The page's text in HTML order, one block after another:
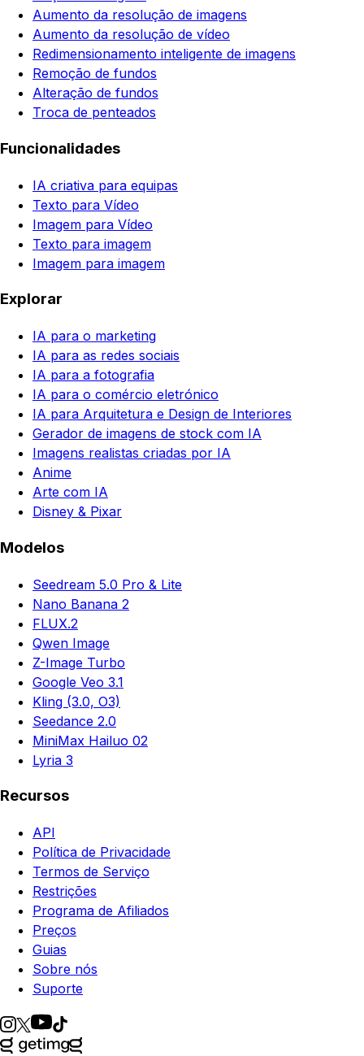
Aumento da resolução de imagens
Aumento da resolução de vídeo
Redimensionamento inteligente de imagens
Remoção de fundos
Alteração de fundos
Troca de penteados
Funcionalidades
IA criativa para equipas
Texto para Vídeo
Imagem para Vídeo
Texto para imagem
Imagem para imagem
Explorar
IA para o marketing
IA para as redes sociais
IA para a fotografia
IA para o comércio eletrónico
IA para Arquitetura e Design de Interiores
Gerador de imagens de stock com IA
Imagens realistas criadas por IA
Anime
Arte com IA
Disney & Pixar
Modelos
Seedream 5.0 Pro & Lite
Nano Banana 2
FLUX.2
Qwen Image
Z-Image Turbo
Google Veo 3.1
Kling (3.0, O3)
Seedance 2.0
MiniMax Hailuo 02
Lyria 3
Recursos
API
Política de Privacidade
Termos de Serviço
Restrições
Programa de Afiliados
Preços
Guias
Sobre nós
Suporte